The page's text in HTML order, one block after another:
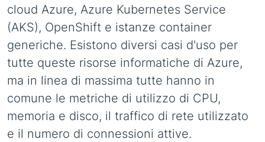
cloud Azure, Azure Kubernetes Service
(AKS), OpenShift e istanze container
generiche. Esistono diversi casi d'uso per
tutte queste risorse informatiche di Azure,
ma in linea di massima tutte hanno in
comune le metriche di utilizzo di CPU,
memoria e disco, il traffico di rete utilizzato
e il numero di connessioni attive.